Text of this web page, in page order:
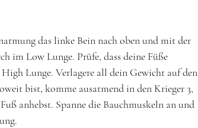
das linke Bein nach oben und mit der
im Low Lunge. Prüfe, dass deine Füße
Lunge. Verlagere all dein Gewicht auf den
bist, komme ausatmend in den Krieger 3,
anhebst. Spanne die Bauchmuskeln an und